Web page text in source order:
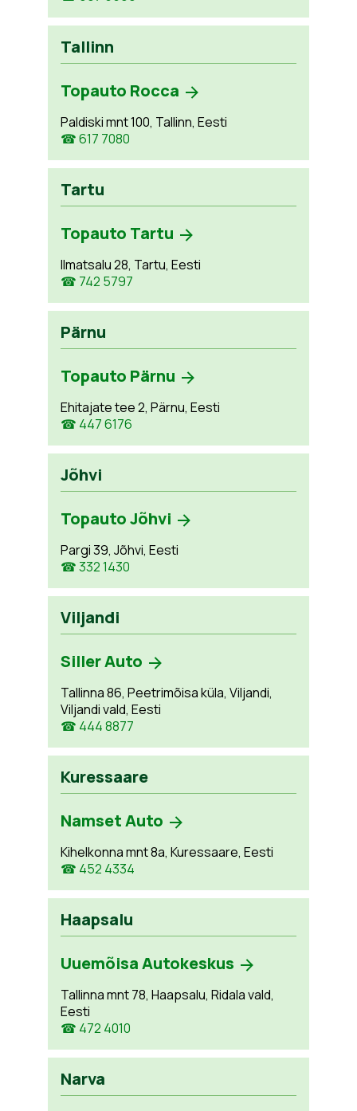
Tallinn
Topauto Rocca
Paldiski mnt 100, Tallinn, Eesti
☎ 617 7080
Tartu
Topauto Tartu
Ilmatsalu 28, Tartu, Eesti
☎ 742 5797
Pärnu
Topauto Pärnu
Ehitajate tee 2, Pärnu, Eesti
☎ 447 6176
Jõhvi
Topauto Jõhvi
Pargi 39, Jõhvi, Eesti
☎ 332 1430
Viljandi
Siller Auto
Tallinna 86, Peetrimõisa küla, Viljandi,
Viljandi vald, Eesti
☎ 444 8877
Kuressaare
Namset Auto
Kihelkonna mnt 8a, Kuressaare, Eesti
☎ 452 4334
Haapsalu
Uuemõisa Autokeskus
Tallinna mnt 78, Haapsalu, Ridala vald,
Eesti
☎ 472 4010
Narva